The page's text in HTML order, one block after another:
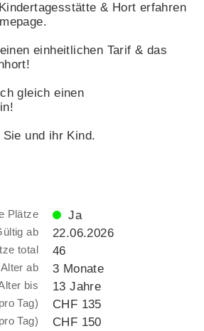
& Hort erfahren
einheitlichen Tarif & das
gleich einen
und ihr Kind.
Plätze Ja
ab 22.06.2026
total 46
ab 3 Monate
bis 13 Jahre
Tag) CHF 135
Tag) CHF 150